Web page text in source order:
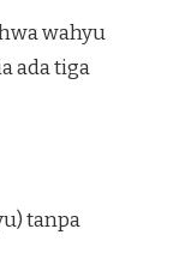
wahyu
ada tiga
tanpa